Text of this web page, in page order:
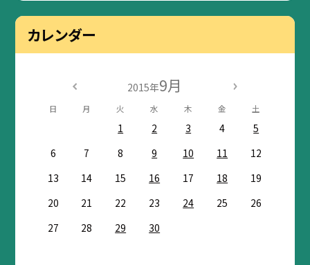
カレンダー
2015年9月
日 月 火 水 木 金 土
1 2 3 4
5
6
7 8 9 10 11
12
13
14 15 16 17 18
19
20
21 22 23 24 25
26
27
28 29 30